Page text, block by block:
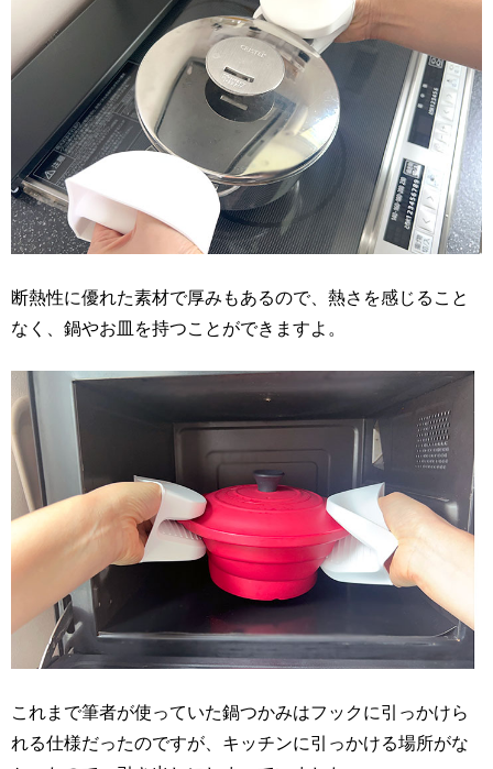
断熱性に優れた素材で厚みもあるので、熱さを感じること
なく、鍋やお皿を持つことができますよ。
これまで筆者が使っていた鍋つかみはフックに引っかけら
れる仕様だったのですが、キッチンに引っかける場所がな